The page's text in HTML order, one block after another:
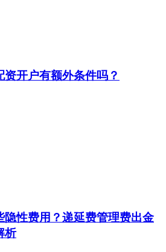
开户有额外条件吗？
隐性费用？递延费管理费出金
析